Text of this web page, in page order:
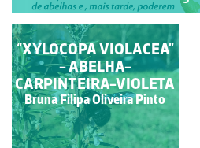
ERVA-ABELHA
Ana Cristina Rito
“XYLOCOPA VIOLACEA”
- ABELHA-
CARPINTEIRA-VIOLETA
Bruna Filipa Oliveira Pinto